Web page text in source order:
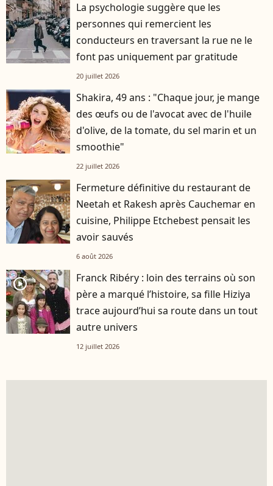
La psychologie suggère que les
personnes qui remercient les
conducteurs en traversant la rue ne le
font pas uniquement par gratitude
20 juillet 2026
Shakira, 49 ans : "Chaque jour, je mange
des œufs ou de l'avocat avec de l'huile
d'olive, de la tomate, du sel marin et un
smoothie"
22 juillet 2026
Fermeture définitive du restaurant de
Neetah et Rakesh après Cauchemar en
cuisine, Philippe Etchebest pensait les
avoir sauvés
6 août 2026
player2
Franck Ribéry : loin des terrains où son
père a marqué l’histoire, sa fille Hiziya
trace aujourd’hui sa route dans un tout
autre univers
12 juillet 2026